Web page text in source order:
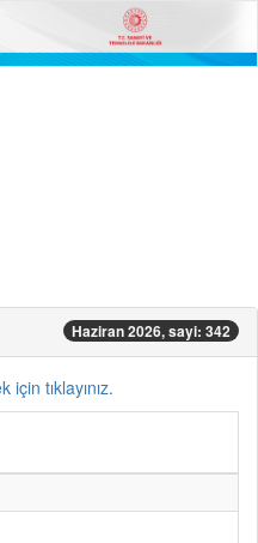
Haziran 2026, sayi: 342
için tıklayınız.